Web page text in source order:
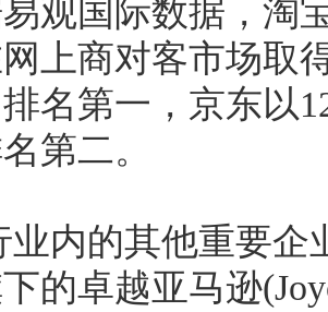
观国际数据，淘
上商对客市场取
名第一，京东以
第二。
的其他重要企
的卓越亚马逊